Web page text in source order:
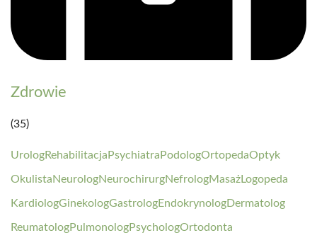
Zdrowie
(35)
UrologRehabilitacja Psychiatra PodologOrtopedaOptyk
OkulistaNeurologNeurochirurgNefrologMasażLogopeda
KardiologGinekologGastrologEndokrynologDermatolog
ReumatologPulmonologPsychologOrtodonta